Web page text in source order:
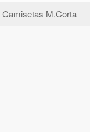
Camisetas M.Corta